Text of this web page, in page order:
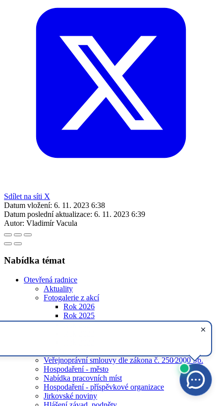
Sdílet na síti X
Datum vložení: 6. 11. 2023 6:38
Datum poslední aktualizace: 6. 11. 2023 6:39
Autor: Vladimír Vacula
Nabídka témat
Otevřená radnice
Aktuality
Fotogalerie z akcí
Rok 2026
Rok 2025
Rok 2024
Veřejnoprávní smlouvy dle zákona č. 250⁄2000 Sb.
Hospodaření - město
Nabídka pracovních míst
Hospodaření - příspěvkové organizace
Jirkovské noviny